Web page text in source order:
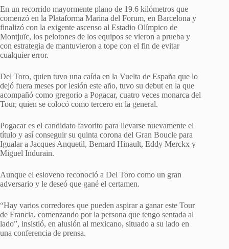
En un recorrido mayormente plano de 19.6 kilómetros que
comenzó en la Plataforma Marina del Forum, en Barcelona y
finalizó con la exigente ascenso al Estadio Olímpico de
Montjuïc, los pelotones de los equipos se vieron a prueba y
con estrategia de mantuvieron a tope con el fin de evitar
cualquier error.
Del Toro, quien tuvo una caída en la Vuelta de España que lo
dejó fuera meses por lesión este año, tuvo su debut en la que
acompañó como gregorio a Pogacar, cuatro veces monarca del
Tour, quien se colocó como tercero en la general.
Pogacar es el candidato favorito para llevarse nuevamente el
título y así conseguir su quinta corona del Gran Boucle para
Igualar a Jacques Anquetil, Bernard Hinault, Eddy Merckx y
Miguel Indurain.
Aunque el esloveno reconoció a Del Toro como un gran
adversario y le deseó que gané el certamen.
“Hay varios corredores que pueden aspirar a ganar este Tour
de Francia, comenzando por la persona que tengo sentada al
lado”, insistió, en alusión al mexicano, situado a su lado en
una conferencia de prensa.